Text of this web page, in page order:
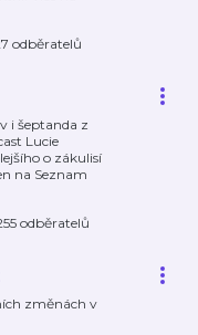
odběratelů
i šeptanda z
Lucie
o zákulisí
na Seznam
odběratelů
změnách v